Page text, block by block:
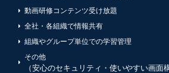
動画研修コンテンツ受け放題
全社・各組織で情報共有
組織やグループ単位での学習管理
その他
（安心のセキュリティ・使いやすい画面